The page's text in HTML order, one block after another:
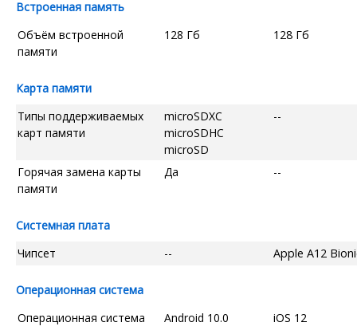
Встроенная память
Объём встроенной
памяти
128 Гб 128 Гб
Карта памяти
Типы поддерживаемых
карт памяти
microSDXC
microSDHC
microSD
--
Горячая замена карты
памяти
Да --
Системная плата
Чипсет
-- Apple A12
Операционная система
Операционная система
Android 10.0 iOS 12